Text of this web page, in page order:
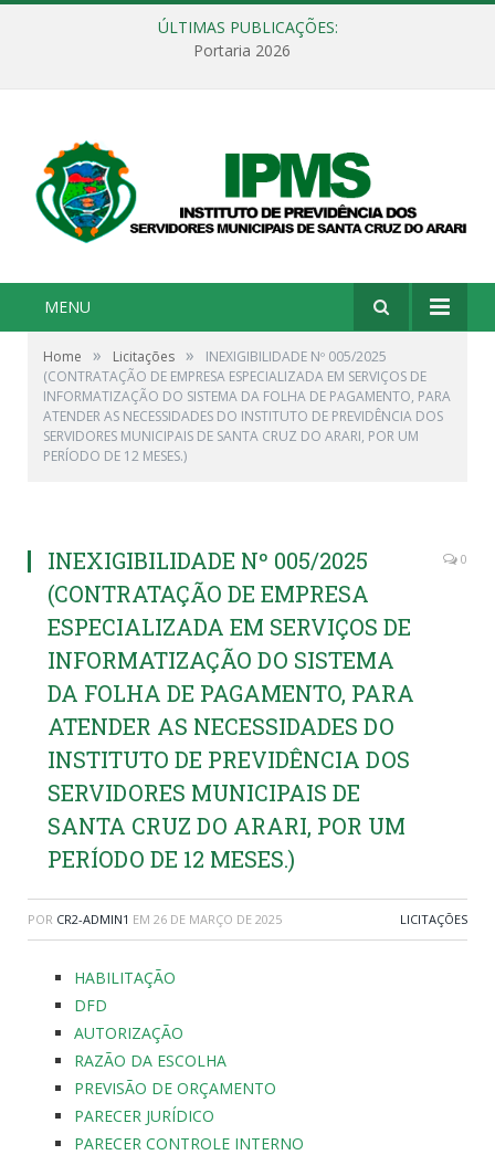
ÚLTIMAS PUBLICAÇÕES:
Portaria 2026
MENU
Home » Licitações »
INEXIGIBILIDADE Nº 005/2025
(CONTRATAÇÃO DE EMPRESA ESPECIALIZADA EM SERVIÇOS DE
INFORMATIZAÇÃO DO SISTEMA DA FOLHA DE PAGAMENTO, PARA
ATENDER AS NECESSIDADES DO INSTITUTO DE PREVIDÊNCIA DOS
SERVIDORES MUNICIPAIS DE SANTA CRUZ DO ARARI, POR UM
PERÍODO DE 12 MESES.)
INEXIGIBILIDADE Nº 005/2025
(CONTRATAÇÃO DE EMPRESA
ESPECIALIZADA EM SERVIÇOS DE
INFORMATIZAÇÃO DO SISTEMA
DA FOLHA DE PAGAMENTO, PARA
ATENDER AS NECESSIDADES DO
INSTITUTO DE PREVIDÊNCIA DOS
SERVIDORES MUNICIPAIS DE
SANTA CRUZ DO ARARI, POR UM
PERÍODO DE 12 MESES.)
0
POR CR2-ADMIN1 EM 26 DE MARÇO DE 2025 LICITAÇÕES
HABILITAÇÃO
DFD
AUTORIZAÇÃO
RAZÃO DA ESCOLHA
PREVISÃO DE ORÇAMENTO
PARECER JURÍDICO
PARECER CONTROLE INTERNO